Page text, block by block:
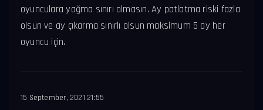
oyunculara yağma sınırı olmasın. Ay patlatma riski fazla
olsun ve ay çıkarma sınırlı olsun maksimum 5 ay her
oyuncu için.
15 September, 2021 21:55